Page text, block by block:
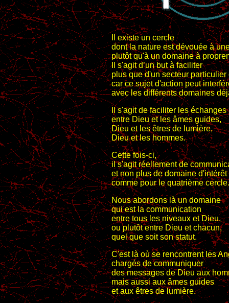
Il existe un cercle
dont la nature est dévouée à
plutôt qu'à un domaine à
Il s'agit d’un but à faciliter
plus que d'un secteur
car ce sujet d'action peut
avec les différents domaines
Il s'agit de faciliter les échanges
entre Dieu et les âmes guides,
Dieu et les êtres de lumière,
Dieu et les hommes.
Cette fois-ci,
il s'agit réellement de
et non plus de domaine d'intérêt
comme pour le quatrième cercle.
Nous abordons là un domaine
qui est la communication
entre tous les niveaux et Dieu,
ou plutôt entre Dieu et chacun,
quel que soit son statut.
C'est là où se rencontrent les
chargés de communiquer
des messages de Dieu aux
mais aussi aux âmes guides
et aux êtres de lumière.